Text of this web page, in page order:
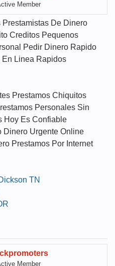
Member
Prestamistas De Dinero
Creditos Pequenos
Pedir Dinero Rapido
En Linea Rapidos
Prestamos Chiquitos
Personales Sin
Hoy Es Confiable
Dinero Urgente Online
Prestamos Por Internet
TN
Member